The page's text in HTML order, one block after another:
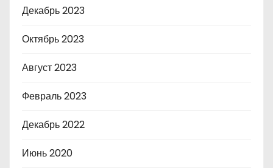
Декабрь 2023
Октябрь 2023
Август 2023
Февраль 2023
Декабрь 2022
Июнь 2020